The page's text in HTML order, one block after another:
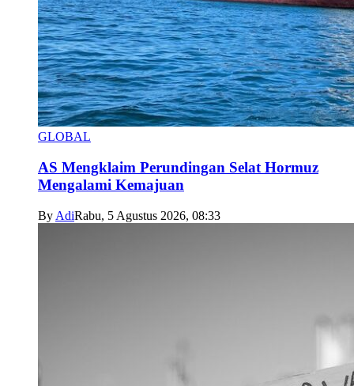
GLOBAL
AS Mengklaim Perundingan Selat Hormuz
Mengalami Kemajuan
By AdiRabu, 5 Agustus 2026, 08:33